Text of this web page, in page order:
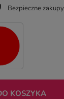
KOSZYKA
Bezpieczne zakupy